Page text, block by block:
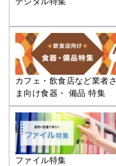
カフェ・飲食店など業者さ
ま向け食器・ 備品 特集
ファイル特集